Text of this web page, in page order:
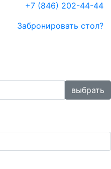
+7 (846) 202-44-44
Забронировать стол?